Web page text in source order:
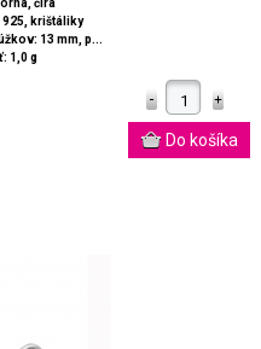
číra
krištáliky
13 mm, p...
1,0 g